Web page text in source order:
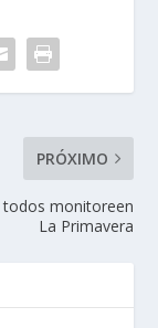
PRÓXIMO
todos monitoreen
La Primavera